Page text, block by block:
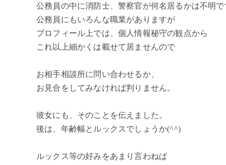
公務員の中に消防士、警察官が何名居るかは不明で
公務員にもいろんな職業がありますが
プロフィール上では、個人情報秘守の観点から
これ以上細かくは載せて居ませんので
お相手相談所に問い合わせるか、
お見合をしてみなければ判りません。
彼女にも、そのことを伝えました。
後は、年齢幅とルックスでしょうか(^^)
ルックス等の好みをあまり言わねば